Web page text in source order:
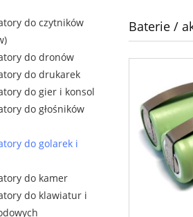
do czytników
do dronów
do drukarek
do gier i konsol
do głośników
do golarek i
do kamer
do klawiatur i
Baterie /